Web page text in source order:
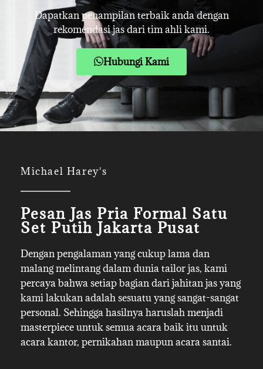
Dapatkan penampilan terbaik anda dengan
rekomendasi jas dari tim ahli kami.
Hubungi Kami
Michael Harey's
Pesan Jas Pria Formal Satu
Set Putih Jakarta Pusat
Dengan pengalaman yang cukup lama dan
malang melintang dalam dunia tailor jas, kami
percaya bahwa setiap bagian dari jahitan jas yang
kami lakukan adalah sesuatu yang sangat-sangat
personal. Sehingga hasilnya haruslah menjadi
masterpiece untuk semua acara baik itu untuk
acara kantor, pernikahan maupun acara santai.